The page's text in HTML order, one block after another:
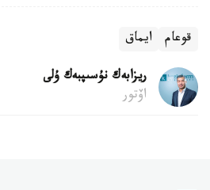
قوعام ايماق
ريزابەك نۇسىپبەك ۇلى
اۆتور